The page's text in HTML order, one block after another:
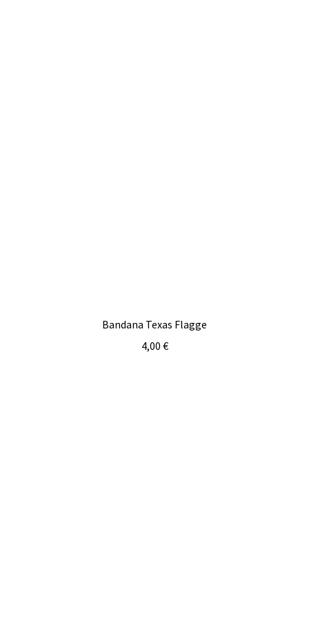
Bandana Texas Flagge
4,00 €